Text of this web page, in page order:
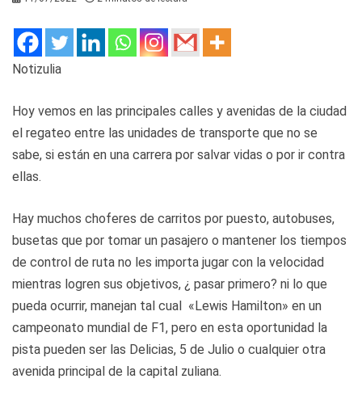
Notizulia
Hoy vemos en las principales calles y avenidas de la ciudad
el regateo entre las unidades de transporte que no se
sabe, si están en una carrera por salvar vidas o por ir contra
ellas.
Hay muchos choferes de carritos por puesto, autobuses,
busetas que por tomar un pasajero o mantener los tiempos
de control de ruta no les importa jugar con la velocidad
mientras logren sus objetivos, ¿ pasar primero? ni lo que
pueda ocurrir, manejan tal cual «Lewis Hamilton» en un
campeonato mundial de F1, pero en esta oportunidad la
pista pueden ser las Delicias, 5 de Julio o cualquier otra
avenida principal de la capital zuliana.